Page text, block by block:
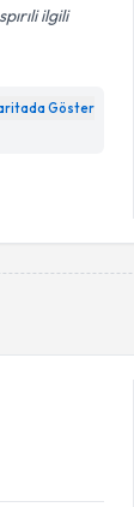
ilgili
Göster